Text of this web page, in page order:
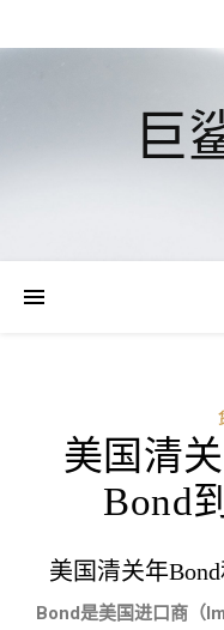
巨
美国清
Bond
美国清关年
Bond是美国进口商（